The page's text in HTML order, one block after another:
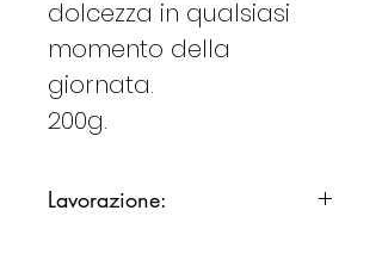
dolcezza in qualsiasi
momento della
giornata.
200g.
Lavorazione: